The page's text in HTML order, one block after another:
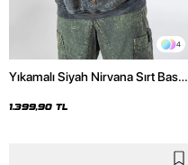
4
Yıkamalı Siyah Nirvana Sırt Baskılı
1.399,90 TL